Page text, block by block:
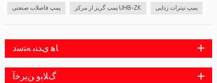
پمپ فاضلاب صنعتی پمپ گریز از مرکز UHB-ZK پمپ نیترات زدایی
ﺎﻫ ﯼﺪﻨﺑ ﻪﺘﺳﺩ
ﮒﻼ ﺑﻭ ﻦﯾﺮﺧﺁ